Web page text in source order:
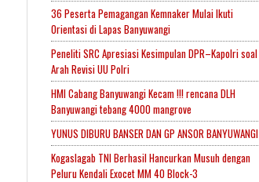
36 Peserta Pemagangan Kemnaker Mulai Ikuti
Orientasi di Lapas Banyuwangi
Peneliti SRC Apresiasi Kesimpulan DPR–Kapolri soal
Arah Revisi UU Polri
HMI Cabang Banyuwangi Kecam !!! rencana DLH
Banyuwangi tebang 4000 mangrove
YUNUS DIBURU BANSER DAN GP ANSOR BANYUWANGI
Kogaslagab TNI Berhasil Hancurkan Musuh dengan
Peluru Kendali Exocet MM 40 Block-3